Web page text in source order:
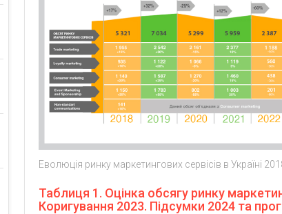
Еволюція ринку маркетингових сервісів в Україні
Таблиця 1. Оцінка обсягу ринку
Коригування 2023. Підсумки 2024 та